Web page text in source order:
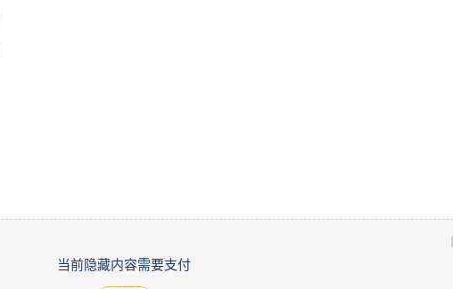
当前隐藏内容需要支付